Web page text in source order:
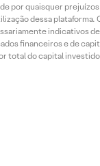
por quaisquer
dessa plataforma.
indicativos
financeiros e de
total do capital investido.